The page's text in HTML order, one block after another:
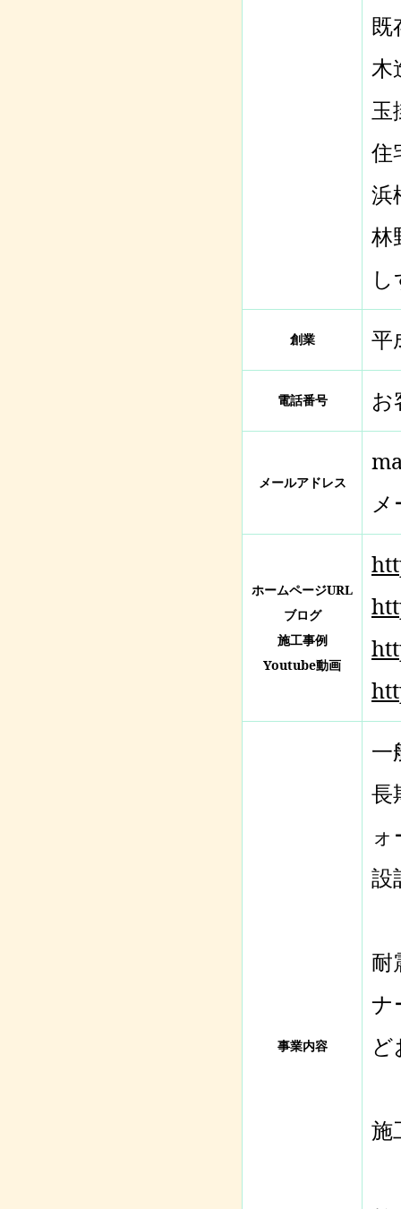
既
木
玉
住
浜
林
創業 平
電話番号 お
メールアドレス
ホームページURL
ブログ
施工事例
Youtube動画
事業内容
一
長
設
耐
ナ
施